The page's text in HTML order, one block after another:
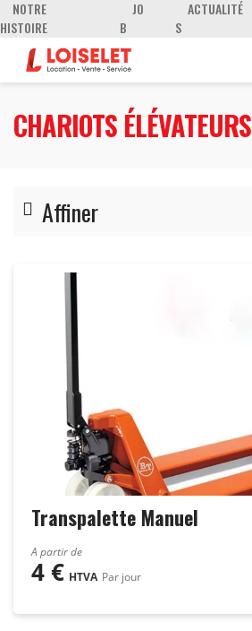
NOTRE
HISTOIRE
JO
B
ACTUALITÉ
S
CHARIOTS ÉLÉVATEURS
Affiner
Accessoires chariots
Chariots Diesel
Chariots électriques
Chariots semi-industriels
Chariots Tout-Terrain 4x4
Transpalettes
Transpalette Manuel
A partir de
4€ HTVA Par jour